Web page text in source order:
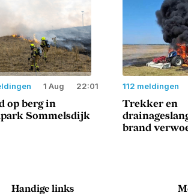
1 Aug 22:01
op berg in
Sommelsdijk
112 meldingen
Trekker en
brand
Handige links